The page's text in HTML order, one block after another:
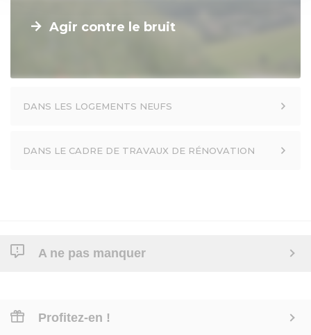
Agir contre le bruit
DANS LES LOGEMENTS NEUFS
DANS LE CADRE DE TRAVAUX DE RÉNOVATION
Profitez-en !
A ne pas manquer